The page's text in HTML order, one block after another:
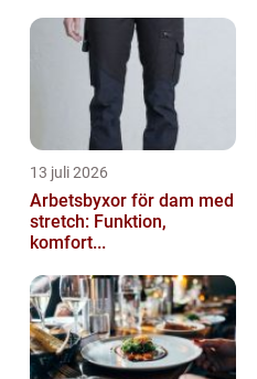
13 juli 2026
Arbetsbyxor för dam med
stretch: Funktion,
komfort...